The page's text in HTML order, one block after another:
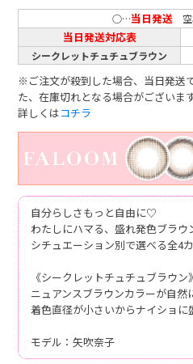
○…当日発送 空
当日発送対応表
シークレットチュチュブラウン
※ご注文が殺到した場合、当日発送
た、在庫切れとなる場合がございま
詳しくはコチラ
自分らしさもっと自由に♡
わたしにハマる、盛れ発色ブラウ
シチュエーション別で選べる全4
《シークレットチュチュブラウン》
ニュアンスブラウンカラーが自然
着色直径が小さいからナイショ
モデル：矢吹奈子